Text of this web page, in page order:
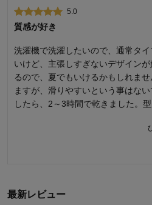
5.0
質感が好き
洗濯機で洗濯したいので、通常タ
いけど、主張しすぎないデザイン
るので、夏でもいけるかもしれま
ますが、滑りやすいという事はな
したら、2～3時間で乾きました。
2.0
使用して1週間
先週届いて何日か使用しましたが
ました。こんなに早い段階でダメ
ご満足いただける品質ではなかったと
きます。 今後もお客様により満足度の
最新レビュー